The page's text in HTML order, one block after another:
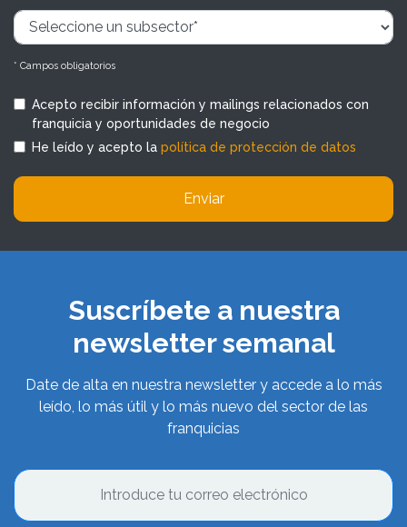
* Campos obligatorios
Acepto recibir información y mailings relacionados con
franquicia y oportunidades de negocio
He leído y acepto la política de protección de datos
Enviar
Suscríbete a nuestra
newsletter semanal
Date de alta en nuestra newsletter y accede a lo más
leído, lo más útil y lo más nuevo del sector de las
franquicias